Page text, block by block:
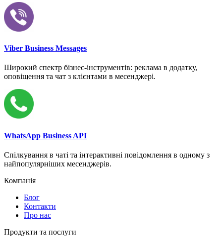
Viber Business Messages
Широкий спектр бізнес-інструментів: реклама в додатку,
оповіщення та чат з клієнтами в месенджері.
WhatsApp Business API
Спілкування в чаті та інтерактивні повідомлення в одному з
найпопулярніших месенджерів.
Компанія
Блог
Контакти
Про нас
Продукти та послуги